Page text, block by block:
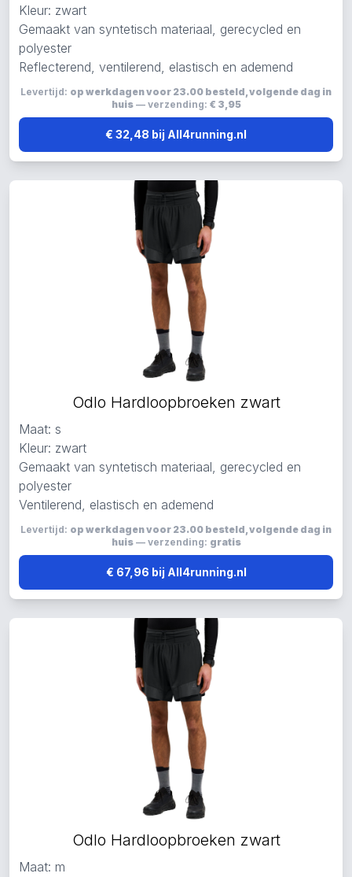
Kleur: zwart
Gemaakt van syntetisch materiaal, gerecycled en
polyester
Reflecterend, ventilerend, elastisch en ademend
Levertijd: op werkdagen voor 23.00 besteld, volgende dag in
huis— verzending: € 3,95
€ 32,48 bij All4running.nl
Odlo Hardloopbroeken zwart
Maat: s
Kleur: zwart
Gemaakt van syntetisch materiaal, gerecycled en
polyester
Ventilerend, elastisch en ademend
Levertijd: op werkdagen voor 23.00 besteld, volgende dag in
huis— verzending: gratis
€ 67,96 bij All4running.nl
Odlo Hardloopbroeken zwart
Maat: m